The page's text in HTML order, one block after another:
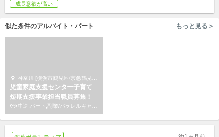
成長意欲が高い
似た条件のアルバイト・パート もっと見る＞
神奈川 [横浜市鶴見区/京急鶴見駅 徒歩2分] サードプレイス
児童家庭支援センター子育て
短期支援事業担当職員募集！
中途,パート,副業/パラレルキャリア